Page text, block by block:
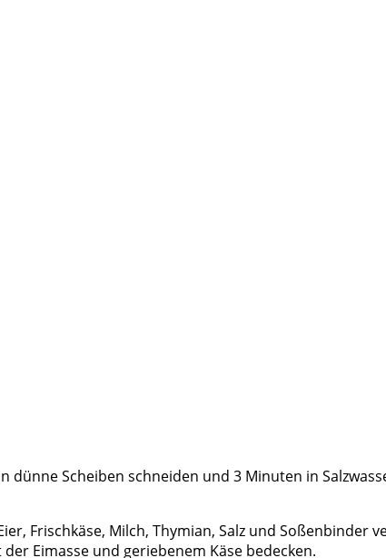
dünne Scheiben schneiden und 3 Minuten in
Frischkäse, Milch, Thymian, Salz und Soßenbinder
Eimasse und geriebenem Käse bedecken.